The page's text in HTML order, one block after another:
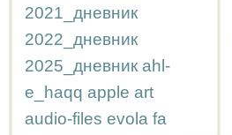
2021_дневник
2022_дневник
2025_дневник ahl-
e_haqq apple art
audio-files evola fa